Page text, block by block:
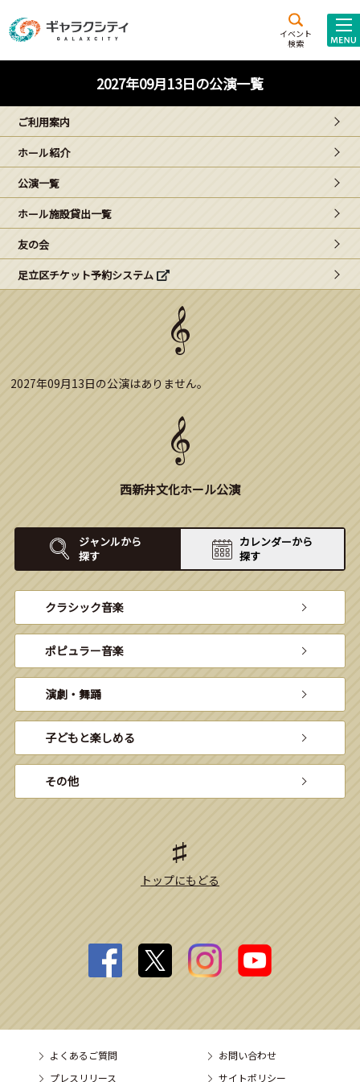
イベント
検索
施設案内
西新井
文化ホール
ギャラクシティとは
こどもみーてぃんぐ
Gがくえん
ブランドからのお知らせ
2027年09月13日の公演一覧
ご利用案内
ホール紹介
公演一覧
ホール施設貸出一覧
友の会
足立区チケット予約システム
2027年09月13日の公演はありません。
西新井文化ホール公演
ジャンルから
探す
カレンダーから
探す
クラシック音楽
ポピュラー音楽
演劇・舞踊
子どもと楽しめる
その他
トップにもどる
よくあるご質問
お問い合わせ
プレスリリース
サイトポリシー